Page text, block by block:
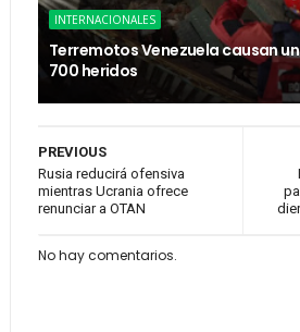
INTERNACIONALES
Terremotos Venezuela causan
700 heridos
PREVIOUS
Rusia reducirá ofensiva
mientras Ucrania ofrece
renunciar a OTAN
No hay comentarios.